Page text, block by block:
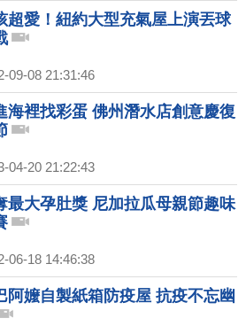
超愛！紐約大型充氣屋上演丟球
09-08 21:31:46
海裡找彩蛋 佛州潛水店創意慶復
04-20 21:22:43
最大孕肚獎 尼加拉瓜母親節趣味
06-18 14:46:38
阿嬤自製紙箱防疫屋 抗疫不忘幽